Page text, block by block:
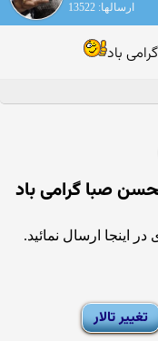
ارسالها: 13522
باد
صبا گرامی باد
اینجا ارسال نمائید.